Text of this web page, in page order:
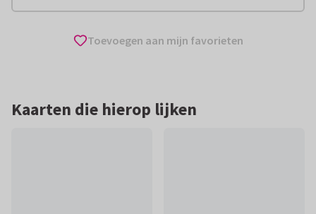
Toevoegen aan mijn favorieten
Kaarten die hierop lijken